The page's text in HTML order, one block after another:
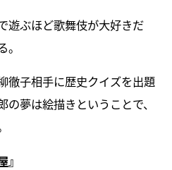
遊ぶほど歌舞伎が大好きだ
徹子相手に歴史クイズを出題
夢は絵描きということで、
』